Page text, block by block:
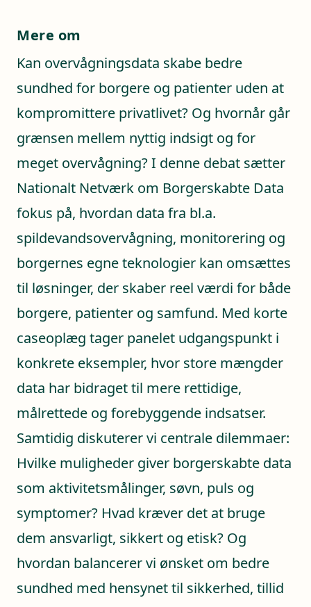
Mere om
Kan overvågningsdata skabe bedre
sundhed for borgere og patienter uden at
kompromittere privatlivet? Og hvornår går
grænsen mellem nyttig indsigt og for
meget overvågning? I denne debat sætter
Nationalt Netværk om Borgerskabte Data
fokus på, hvordan data fra bl.a.
spildevandsovervågning, monitorering og
borgernes egne teknologier kan omsættes
til løsninger, der skaber reel værdi for både
borgere, patienter og samfund. Med korte
caseoplæg tager panelet udgangspunkt i
konkrete eksempler, hvor store mængder
data har bidraget til mere rettidige,
målrettede og forebyggende indsatser.
Samtidig diskuterer vi centrale dilemmaer:
Hvilke muligheder giver borgerskabte data
som aktivitetsmålinger, søvn, puls og
symptomer? Hvad kræver det at bruge
dem ansvarligt, sikkert og etisk? Og
hvordan balancerer vi ønsket om bedre
sundhed med hensynet til sikkerhed, tillid